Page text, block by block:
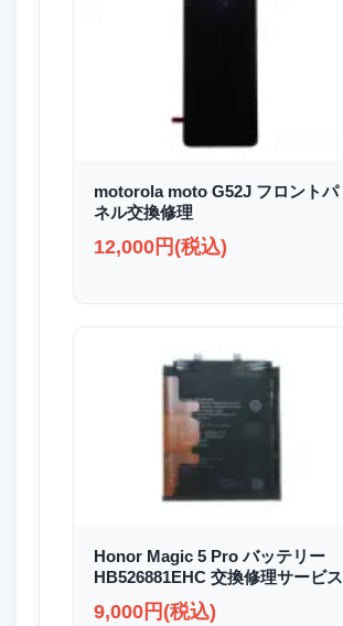
motorola moto G52J フロントパ
ネル交換修理
12,000円(税込)
Honor Magic 5 Pro バッテリー
HB526881EHC 交換修理サービス
9,000円(税込)